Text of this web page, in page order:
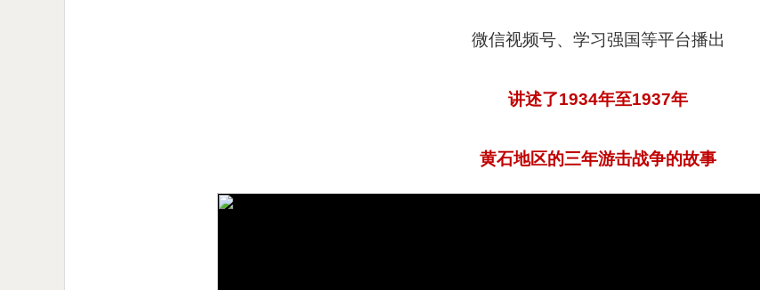
微信视频号、学习强国等平台播出
讲述了1934年至1937年
黄石地区的三年游击战争的故事